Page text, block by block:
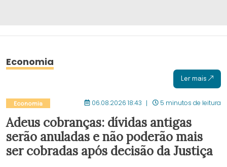
Economia
Ler mais
Economia 06.08.2026 18:43 5 minutos de leitura
Adeus cobranças: dívidas antigas
serão anuladas e não poderão mais
ser cobradas após decisão da Justiça